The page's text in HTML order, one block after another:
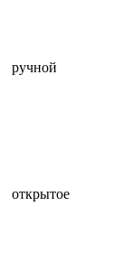
ручной
открытое